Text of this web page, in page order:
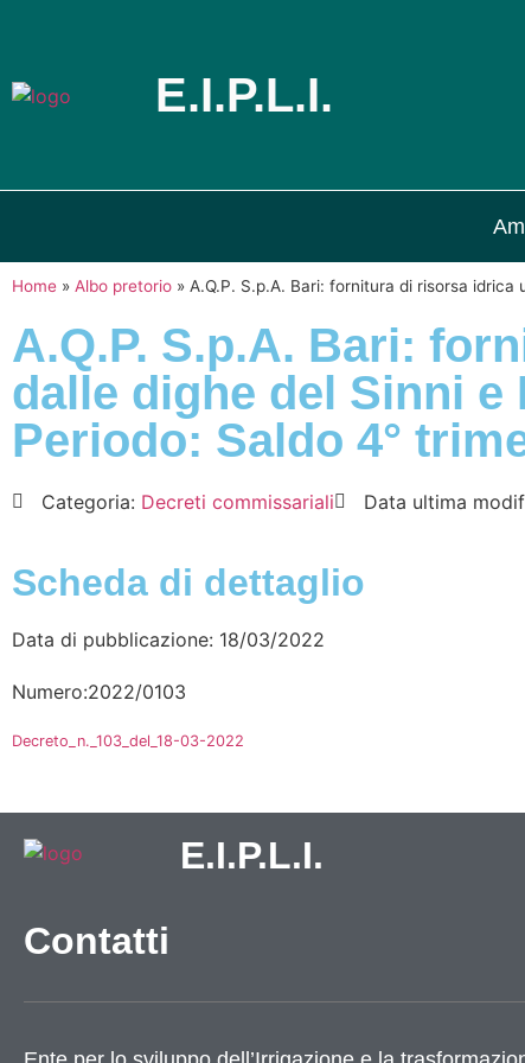
E.I.P.L.I.
Home » Albo pretorio » A.Q.P. S.p.A. Bari: fornitura di risorsa
A.Q.P. S.p.A. Bari:
dalle dighe del Sinni e
Periodo: Saldo 4°
Categoria: Decreti commissariali Data ultima
Scheda di dettaglio
Data di pubblicazione: 18/03/2022
Numero:2022/0103
Decreto_n._103_del_18-03-2022
E.I.P.L.I.
Contatti